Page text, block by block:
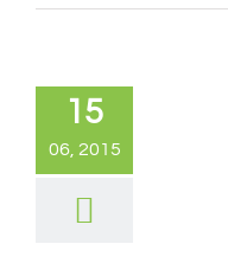
15
06, 2015